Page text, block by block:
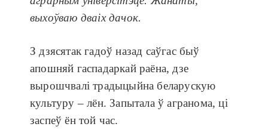
выхоўваю дваіх дачок.
З дзясятак гадоў назад саўгас быў
апошняй гаспадаркай раёна, дзе
вырошчвалі традыцыйна беларускую
культуру – лён. Запытала ў агранома, ці
заспеў ён той час.